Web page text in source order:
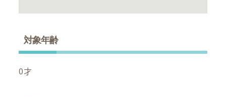
対象年齢
0才